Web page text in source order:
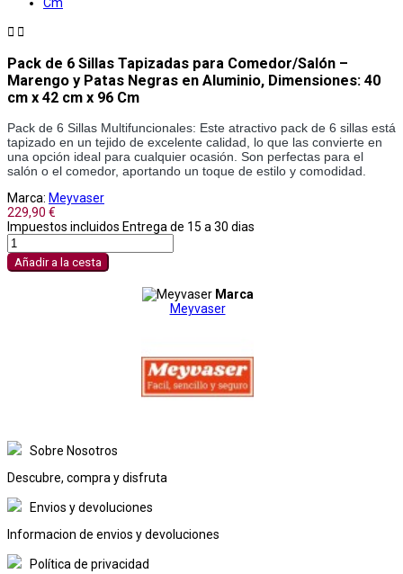
 
Pack de 6 Sillas Tapizadas para Comedor/Salón –
Marengo y Patas Negras en Aluminio, Dimensiones: 40
cm x 42 cm x 96 Cm
Pack de 6 Sillas Multifuncionales: Este atractivo pack de 6 sillas está
tapizado en un tejido de excelente calidad, lo que las convierte en
una opción ideal para cualquier ocasión. Son perfectas para el
salón o el comedor, aportando un toque de estilo y comodidad.
Marca: Meyvaser
229,90 €
Impuestos incluidos Entrega de 15 a 30 dias
Añadir a la cesta
Marca
Meyvaser
Sobre Nosotros
Descubre, compra y disfruta
Envios y devoluciones
Informacion de envios y devoluciones
Política de privacidad